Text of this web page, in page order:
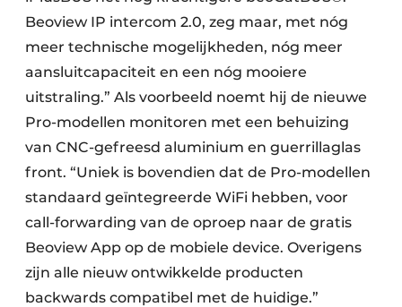
Beoview IP intercom 2.0, zeg maar, met nóg
meer technische mogelijkheden, nóg meer
aansluitcapaciteit en een nóg mooiere
uitstraling.” Als voorbeeld noemt hij de nieuwe
Pro-modellen monitoren met een behuizing
van CNC-gefreesd aluminium en guerrillaglas
front. “Uniek is bovendien dat de Pro-modellen
standaard geïntegreerde WiFi hebben, voor
call-forwarding van de oproep naar de gratis
Beoview App op de mobiele device. Overigens
zijn alle nieuw ontwikkelde producten
backwards compatibel met de huidige.”